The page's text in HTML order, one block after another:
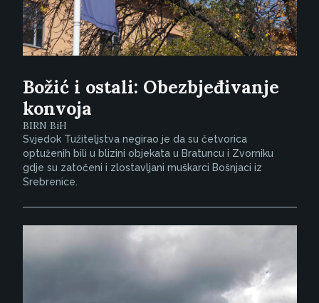
Božić i ostali: Obezbjeđivanje
konvoja
BIRN BiH
Svjedok Tužiteljstva negirao je da su četvorica
optuženih bili u blizini objekata u Bratuncu i Zvorniku
gdje su zatočeni i zlostavljani muškarci Bošnjaci iz
Srebrenice.